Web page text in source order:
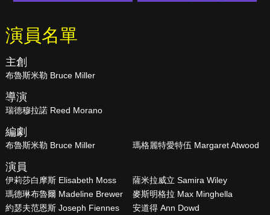
演員名單
主創
布魯斯米勒 Bruce Miller
導演
瑞德穆拉諾 Reed Morano
編劇
布魯斯米勒 Bruce Miller 瑪格麗特愛特伍 Margaret Atwood
演員
伊莉莎白摩斯 Elisabeth Moss
薩米拉威立 Samira Wiley
瑪德琳布魯爾 Madeline Brewer
麥斯明格拉 Max Minghella
約瑟夫范恩斯 Joseph Fiennes
安道得 Ann Dowd